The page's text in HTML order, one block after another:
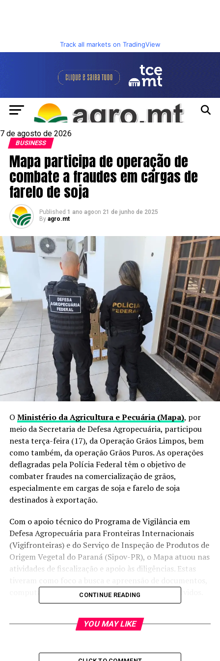
Track all markets on TradingView
7 de agosto de 2026
BUSINESS
Mapa participa de operação de
combate a fraudes em cargas de
farelo de soja
Published 1 ano agoon 21 de junho de 2025
By agro.mt
O Ministério da Agricultura e Pecuária (Mapa), por
meio da Secretaria de Defesa Agropecuária, participou
nesta terça-feira (17), da Operação Grãos Limpos, bem
como também, da operação Grãos Puros. As operações
deflagradas pela Polícia Federal têm o objetivo de
combater fraudes na comercialização de grãos,
especialmente em cargas de soja e farelo de soja
destinados à exportação.
Com o apoio técnico do Programa de Vigilância em
Defesa Agropecuária para Fronteiras Internacionais
(Vigifronteiras) e do Serviço de Inspeção de Produtos de
Origem Vegetal do Paraná (Sipov-PR), o Mapa atuou nas
atividades de fiscalização e apoio às diligências. Estas
computadores e celulares relacionados aos envolvidos.
Cuiabá, (MT), e nos municípios de em Toledo, São José
CONTINUE READING
YOU MAY LIKE